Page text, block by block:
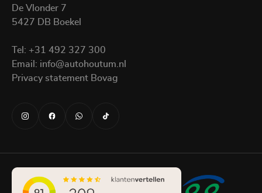
De Vlonder 7
5427 DB Boekel
Tel: +31 492 327 300
Email: info@autohoutum.nl
Privacy statement Bovag